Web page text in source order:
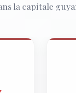
la capitale